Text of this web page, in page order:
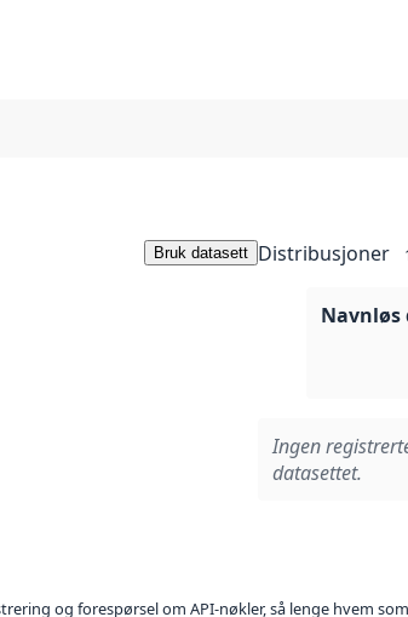
Bruk datasett Distribusjoner
Ingen
datasettet.
og forespørsel om API-nøkler, så lenge hvem